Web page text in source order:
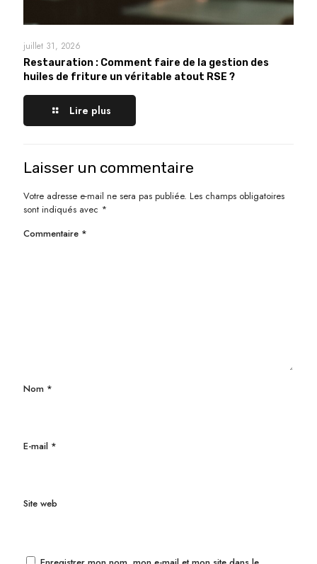
juillet 31, 2026
Restauration : Comment faire de la gestion des
huiles de friture un véritable atout RSE ?
Lire plus
Laisser un commentaire
Votre adresse e-mail ne sera pas publiée. Les champs obligatoires
sont indiqués avec *
Commentaire *
Nom *
E-mail *
Site web